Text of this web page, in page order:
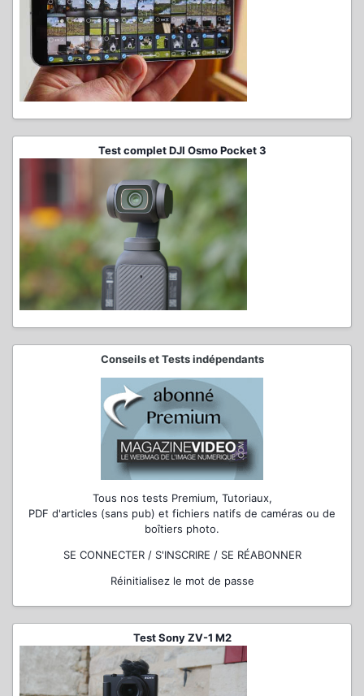
Test complet DJI Osmo Pocket 3
Conseils et Tests indépendants
Tous nos tests Premium, Tutoriaux,
PDF d'articles (sans pub) et fichiers natifs de caméras ou de
boîtiers photo.
SE CONNECTER / S'INSCRIRE / SE RÉABONNER
Réinitialisez le mot de passe
Test Sony ZV-1 M2